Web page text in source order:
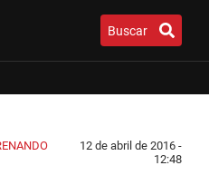
Buscar
12 de abril de 2016 -
12:48